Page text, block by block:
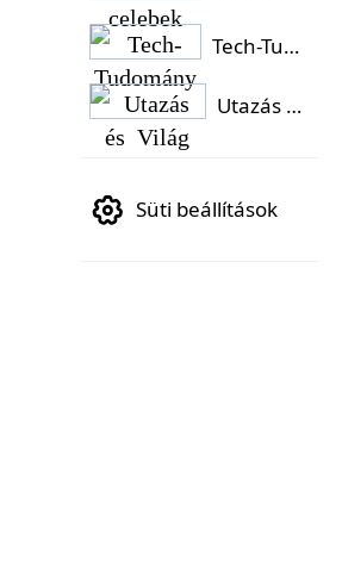
Tech-Tudomány
Utazás és Világ
Süti beállítások